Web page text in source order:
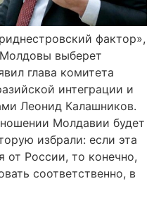
фактор»,
выберет
глава комитета
интеграции и
Леонид Калашников.
Молдавии будет
избрали: если эта
от России, то конечно,
соответственно, в